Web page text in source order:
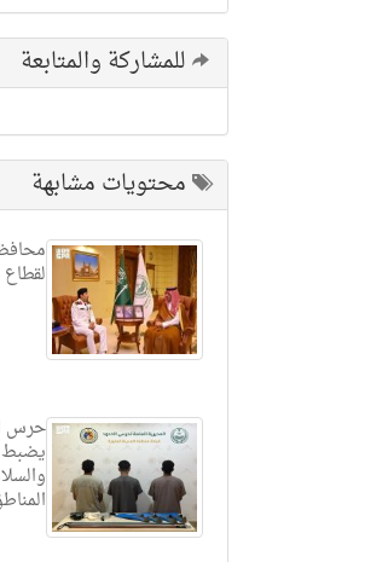
للمشاركة والمتابعة
محتويات مشابهة
حرس